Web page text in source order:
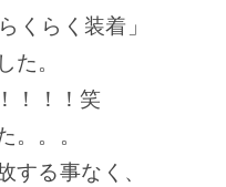
くらく装着」
た。
！！！笑
。。。
する事なく、